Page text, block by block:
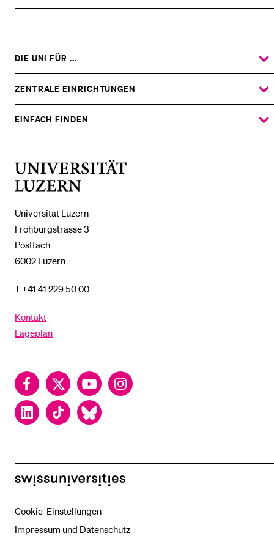
Universität Luzern
Frohburgstrasse 3
Postfach
6002 Luzern
T +41 41 229 50 00
Kontakt
Lageplan
FacebookTwitter YouTubeInstagram
LinkedInTikTok Bluesky
DIE UNI FÜR ...
ZEIGE
DAS
UNTERMENÜ
ZENTRALE EINRICHTUNGEN
ZEIGE
DAS
UNTERMENÜ
EINFACH FINDEN
ZEIGE
DAS
swissuniversities
Cookie-Einstellungen
Impressum und Datenschutz